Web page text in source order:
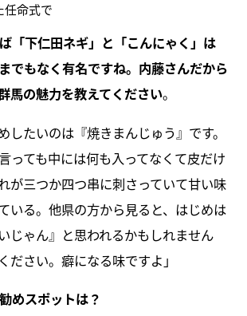
任命式で
下仁田ネギ」と「こんにゃく」は
でもなく有名ですね。内藤さんだから
馬の魅力を教えてください。
したいのは『焼きまんじゅう』です。
っても中には何も入ってなくて皮だけ
が三つか四つ串に刺さっていて甘い味
いる。他県の方から見ると、はじめは
じゃん』と思われるかもしれません
ださい。癖になる味ですよ」
スポットは？